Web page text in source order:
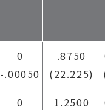
0
-.00050
.8750
(22.225)
0
1.2500